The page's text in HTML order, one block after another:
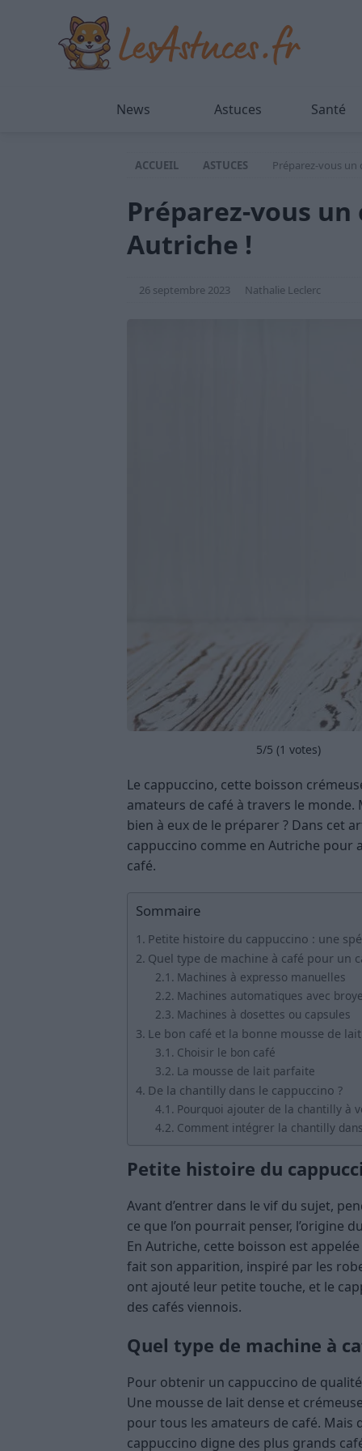
News Astuces Santé
ACCUEIL ASTUCES Préparez-vous un
Préparez-vous
Autriche !
26 septembre 2023 Nathalie Leclerc
5/5 (1 votes)
Le cappuccino, cette boisson
amateurs de café à travers le monde.
bien à eux de le préparer ? Dans cet
cappuccino comme en Autriche pour
café.
Sommaire
Petite histoire du cappuccino : une
Quel type de machine à café pour un
Machines à expresso manuelles
Machines automatiques avec
Machines à dosettes ou capsules
Le bon café et la bonne mousse de lait
Choisir le bon café
La mousse de lait parfaite
De la chantilly dans le cappuccino ?
Pourquoi ajouter de la chantilly à
Comment intégrer la chantilly
Petite histoire du
Avant d’entrer dans le vif du sujet,
ce que l’on pourrait penser, l’origine
En Autriche, cette boisson est appelée
fait son apparition, inspiré par les
ont ajouté leur petite touche, et le
des cafés viennois.
Quel type de machine à
Pour obtenir un cappuccino de
Une mousse de lait dense et
pour tous les amateurs de café. Mais
cappuccino digne des plus grands